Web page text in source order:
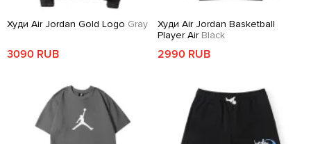
Худи Air Jordan Gold Logo Gray
3090 RUB
Худи Air Jordan Basketball
Player Air Black
2990 RUB